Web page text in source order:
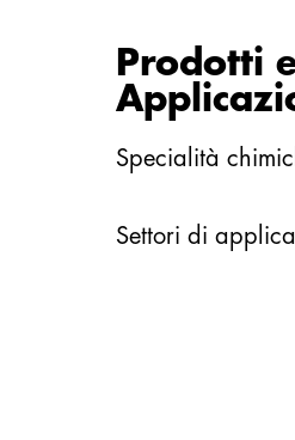
Prodotti
Specialità
Settori di